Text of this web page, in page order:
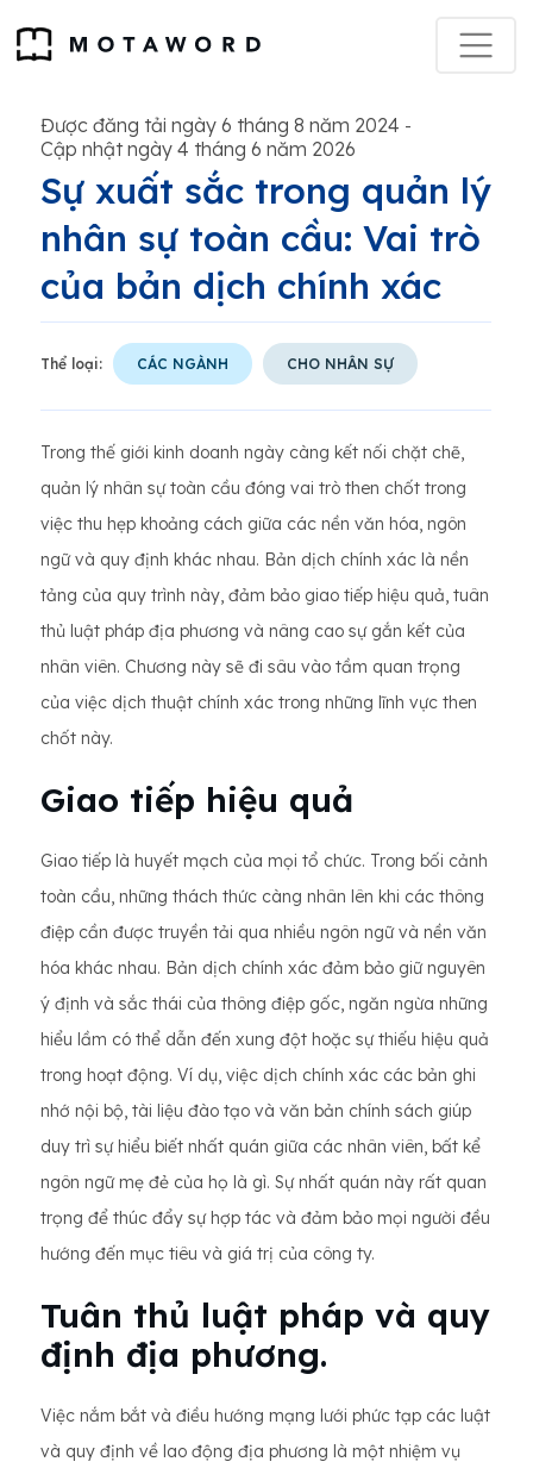
Được đăng tải ngày 6 tháng 8 năm 2024 -
Cập nhật ngày 4 tháng 6 năm 2026
Sự xuất sắc trong quản lý
nhân sự toàn cầu: Vai trò
của bản dịch chính xác
Thể loại: CÁC NGÀNH CHO NHÂN SỰ
Trong thế giới kinh doanh ngày càng kết nối chặt chẽ,
quản lý nhân sự toàn cầu đóng vai trò then chốt trong
việc thu hẹp khoảng cách giữa các nền văn hóa, ngôn
ngữ và quy định khác nhau. Bản dịch chính xác là nền
tảng của quy trình này, đảm bảo giao tiếp hiệu quả, tuân
thủ luật pháp địa phương và nâng cao sự gắn kết của
nhân viên. Chương này sẽ đi sâu vào tầm quan trọng
của việc dịch thuật chính xác trong những lĩnh vực then
chốt này.
Giao tiếp hiệu quả
Giao tiếp là huyết mạch của mọi tổ chức. Trong bối cảnh
toàn cầu, những thách thức càng nhân lên khi các thông
điệp cần được truyền tải qua nhiều ngôn ngữ và nền văn
hóa khác nhau. Bản dịch chính xác đảm bảo giữ nguyên
ý định và sắc thái của thông điệp gốc, ngăn ngừa những
hiểu lầm có thể dẫn đến xung đột hoặc sự thiếu hiệu quả
trong hoạt động. Ví dụ, việc dịch chính xác các bản ghi
nhớ nội bộ, tài liệu đào tạo và văn bản chính sách giúp
duy trì sự hiểu biết nhất quán giữa các nhân viên, bất kể
ngôn ngữ mẹ đẻ của họ là gì. Sự nhất quán này rất quan
trọng để thúc đẩy sự hợp tác và đảm bảo mọi người đều
hướng đến mục tiêu và giá trị của công ty.
Tuân thủ luật pháp và quy
định địa phương.
Việc nắm bắt và điều hướng mạng lưới phức tạp các luật
và quy định về lao động địa phương là một nhiệm vụ